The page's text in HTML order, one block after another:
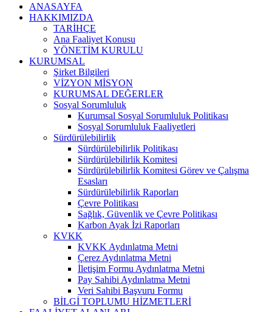
ANASAYFA
HAKKIMIZDA
TARİHÇE
Ana Faaliyet Konusu
YÖNETİM KURULU
KURUMSAL
Şirket Bilgileri
VİZYON MİSYON
KURUMSAL DEĞERLER
Sosyal Sorumluluk
Kurumsal Sosyal Sorumluluk Politikası
Sosyal Sorumluluk Faaliyetleri
Sürdürülebilirlik
Sürdürülebilirlik Politikası
Sürdürülebilirlik Komitesi
Sürdürülebilirlik Komitesi Görev ve Çalışma
Esasları
Sürdürülebilirlik Raporları
Çevre Politikası
Sağlık, Güvenlik ve Çevre Politikası
Karbon Ayak İzi Raporları
KVKK
KVKK Aydınlatma Metni
Çerez Aydınlatma Metni
İletişim Formu Aydınlatma Metni
Pay Sahibi Aydınlatma Metni
Veri Sahibi Başvuru Formu
BİLGİ TOPLUMU HİZMETLERİ